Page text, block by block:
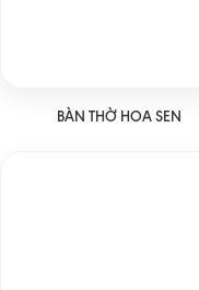
BÀN THỜ HOA SEN